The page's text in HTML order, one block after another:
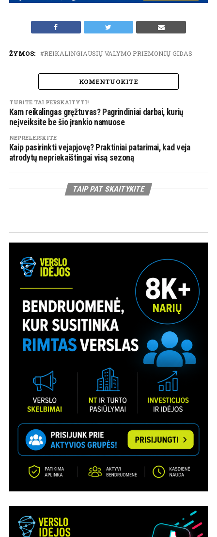
ŽYMOS: REIKALINGIAUSIŲ VALYMO PRIEMONIŲ GIDAS
KOMENTUOKITE
TURITE TAI PERSKAITYTI!
Kam reikalingas gręžtuvas? Pagrindiniai darbai, kurių
neįveiksite be šio įrankio namuose
NEPRELEISKITE
Kaip pasirinkti vejapjovę? Praktiniai patarimai, kad veja
atrodytų nepriekaištingai visą sezoną
TAIP PAT SKAITYKITE